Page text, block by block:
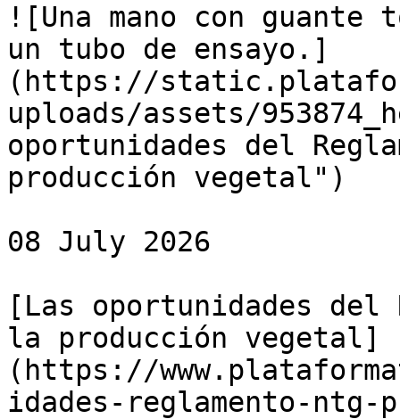
![Una mano con
un tubo de ensayo.]
(https://
uploads/assets/
oportunidades del
producción vegetal")
08 July 2026
[Las oportunidades del
la producción vegetal]
(https://
idades-reglamento-ntg-